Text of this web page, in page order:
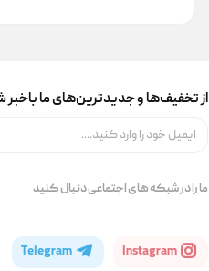
از تخفیف‌ها و جدیدترین‌های ما باخبر
ما را در شبکه های اجتماعی دنبال کنید
Instagram